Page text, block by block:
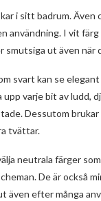
i sitt badrum. Även
användning. I vit
smutsiga ut även när
svart kan se
varje bit av ludd,
Dessutom
tvättar.
neutrala färger
De är också
även efter många